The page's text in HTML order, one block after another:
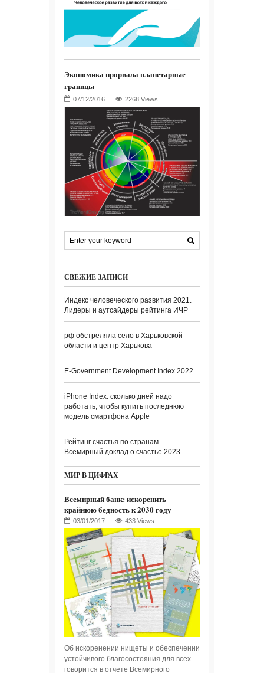
Экономика прорвала планетарные
границы
2268 Views
СВЕЖИЕ ЗАПИСИ
Индекс человеческого развития 2021.
Лидеры и аутсайдеры рейтинга ИЧР
рф обстреляла село в Харьковской
области и центр Харькова
E-Government Development Index 2022
iPhone Index: сколько дней надо
работать, чтобы купить последнюю
модель смартфона Apple
Рейтинг счастья по странам.
Всемирный доклад о счастье 2023
МИР В ЦИФРАХ
Всемирный банк: искоренить
крайнюю бедность к 2030 году
433 Views
Об искоренении нищеты и обеспечении
устойчивого благосостояния для всех
говорится в отчете Всемирного